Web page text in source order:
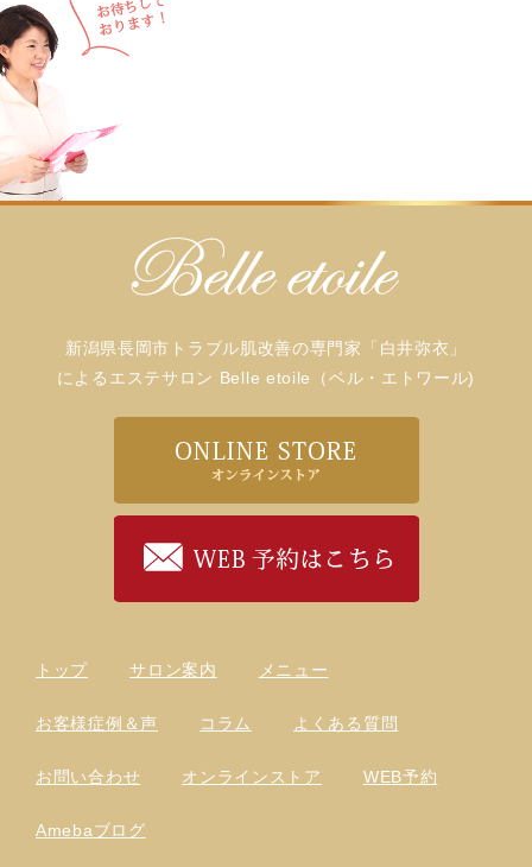
新潟県長岡市トラブル肌改善の専門家「白井弥衣」
によるエステサロン Belle etoile（ベル・エトワール)
トップ サロン案内 メニュー
お客様症例＆声 コラム よくある質問
お問い合わせ オンラインストア WEB予約
Amebaブログ